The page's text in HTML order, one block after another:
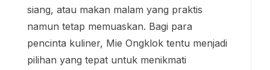
siang, atau makan malam yang praktis
namun tetap memuaskan. Bagi para
pencinta kuliner, Mie Ongklok tentu menjadi
pilihan yang tepat untuk menikmati